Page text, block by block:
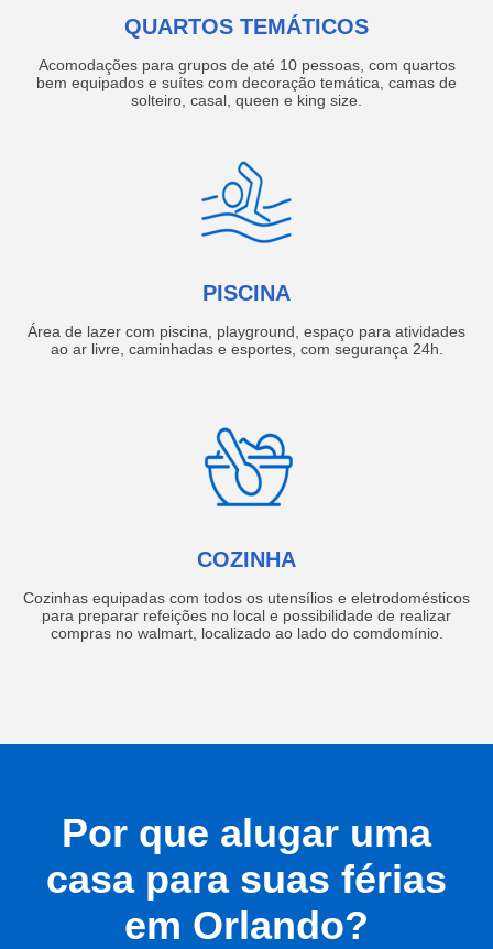
QUARTOS TEMÁTICOS
Acomodações para grupos de até 10 pessoas, com quartos
bem equipados e suítes com decoração temática, camas de
solteiro, casal, queen e king size.
PISCINA
Área de lazer com piscina, playground, espaço para atividades
ao ar livre, caminhadas e esportes, com segurança 24h.
COZINHA
Cozinhas equipadas com todos os utensílios e eletrodomésticos
para preparar refeições no local e possibilidade de realizar
compras no walmart, localizado ao lado do comdomínio.
Por que alugar uma
casa para suas férias
em Orlando?